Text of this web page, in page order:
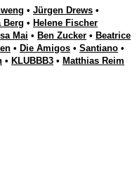
• Jürgen Drews •
Berg • Helene Fischer
Mai • Ben Zucker • Beatrice
• Die Amigos • Santiano •
• KLUBBB3 • Matthias Reim